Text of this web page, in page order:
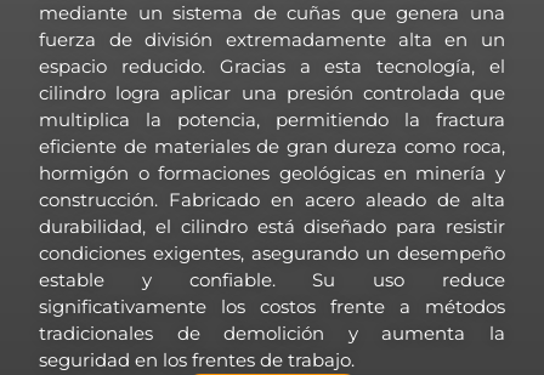
mediante un sistema de cuñas que genera una
fuerza de división extremadamente alta en un
espacio reducido. Gracias a esta tecnología, el
cilindro logra aplicar una presión controlada que
multiplica la potencia, permitiendo la fractura
eficiente de materiales de gran dureza como roca,
hormigón o formaciones geológicas en minería y
construcción. Fabricado en acero aleado de alta
durabilidad, el cilindro está diseñado para resistir
condiciones exigentes, asegurando un desempeño
estable y confiable. Su uso reduce
significativamente los costos frente a métodos
tradicionales de demolición y aumenta la
seguridad en los frentes de trabajo.